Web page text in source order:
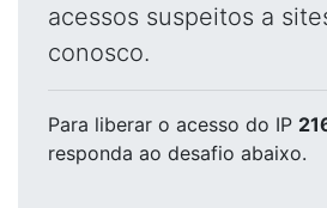
acessos suspeitos a
conosco.
Para liberar o acesso do IP
responda ao desafio abaixo.